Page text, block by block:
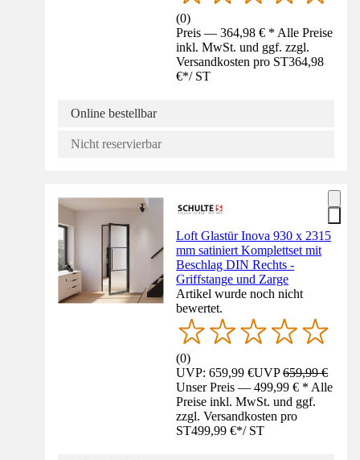
(0)
Preis — 364,98 € * Alle Preise
inkl. MwSt. und ggf. zzgl.
Versandkosten pro ST364,98
€*/ ST
Online bestellbar
Nicht reservierbar
Loft Glastür Inova 930 x 2315
mm satiniert Komplettset mit
Beschlag DIN Rechts -
Griffstange und Zarge
Artikel wurde noch nicht
bewertet.
(0)
UVP: 659,99 €UVP659,99 €
Unser Preis — 499,99 € * Alle
Preise inkl. MwSt. und ggf.
zzgl. Versandkosten pro
ST499,99 €*/ ST